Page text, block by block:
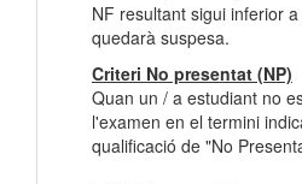
NF resultant sigui inferior
quedarà suspesa.
Criteri No presentat (NP)
Quan un / a estudiant no
l'examen en el termini
qualificació de "No